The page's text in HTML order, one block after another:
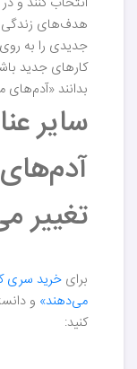
هدف‌های زندگی
جدیدی را به
کارهای جدید
بدانند «آدم‌های
سایر
تغییر
برای خرید سری
می‌دهند» و
کنید: